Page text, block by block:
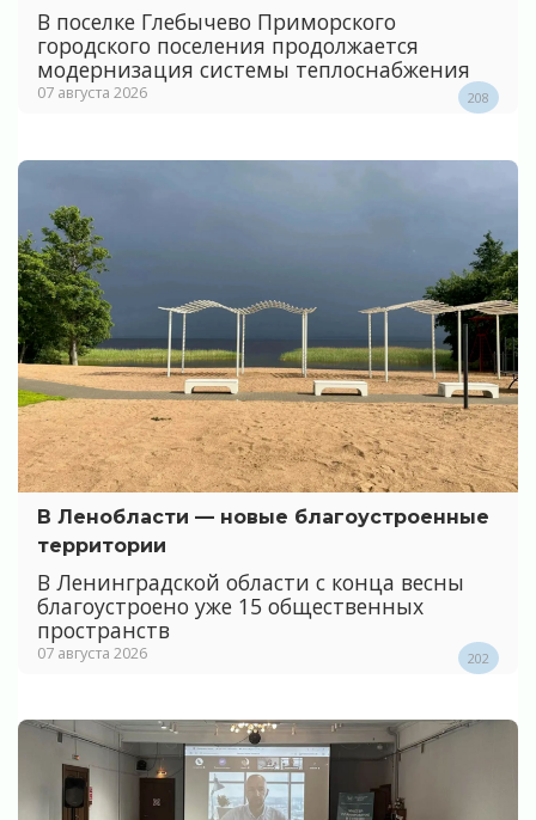
В поселке Глебычево Приморского
городского поселения продолжается
модернизация системы теплоснабжения
07 августа 2026 208
В Ленобласти — новые благоустроенные
территории
В Ленинградской области с конца весны
благоустроено уже 15 общественных
пространств
07 августа 2026 202